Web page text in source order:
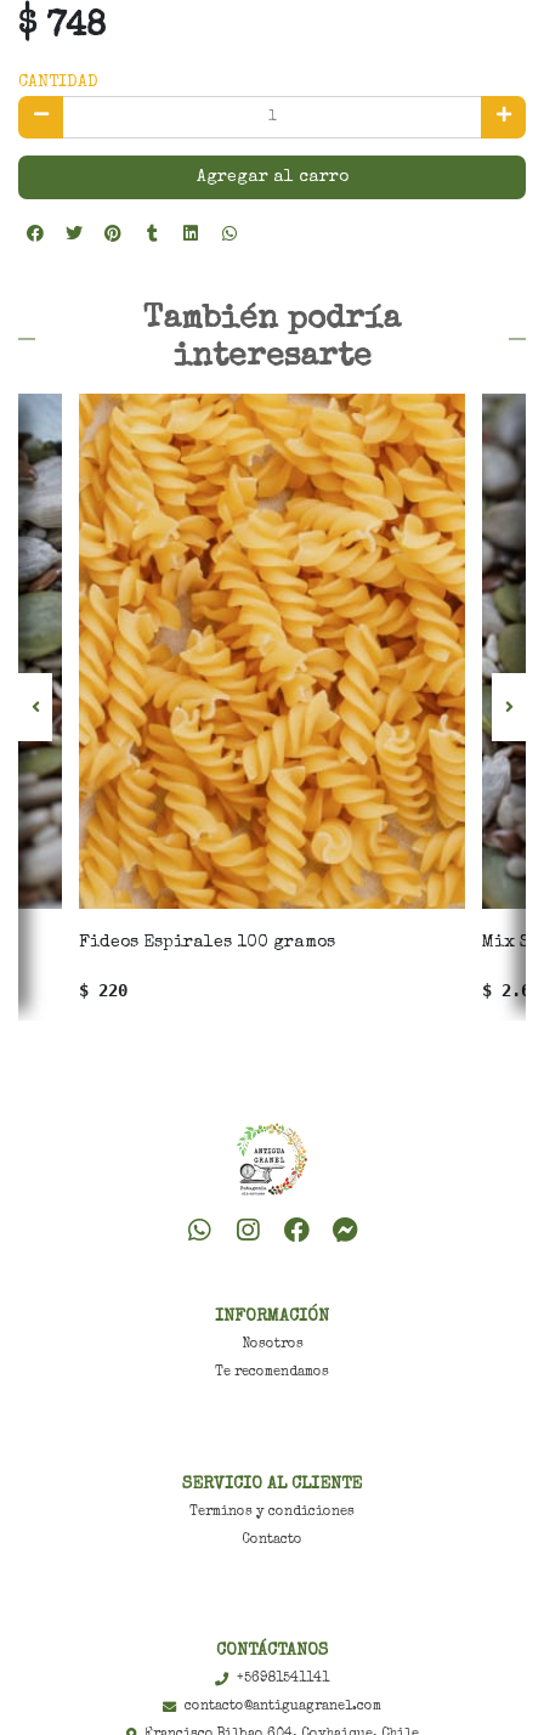
$ 748
CANTIDAD
Agregar al carro
También podría
interesarte
Fideos Espirales 100 gramos
$ 220
Mix
$
INFORMACIÓN
Nosotros
Te recomendamos
SERVICIO AL CLIENTE
Terminos y condiciones
Contacto
CONTÁCTANOS
+56981541141
contacto@antiguagranel.com